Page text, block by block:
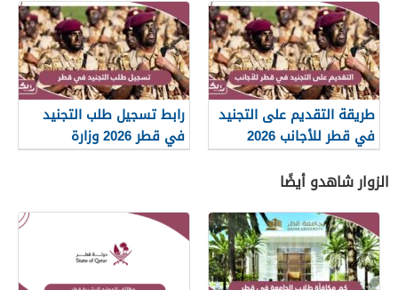
طريقة التقديم على التجنيد
في قطر للأجانب 2026
رابط تسجيل طلب التجنيد
في قطر 2026 وزارة
الداخلية
الزوار شاهدو أيضًا